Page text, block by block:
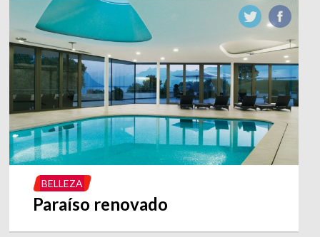
BELLEZA
Paraíso renovado